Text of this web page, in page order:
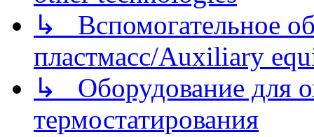
↳ Вспомогательное
пластмасс/Auxiliary
↳ Оборудование для
термостатирования